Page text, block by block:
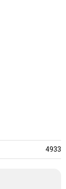
4933